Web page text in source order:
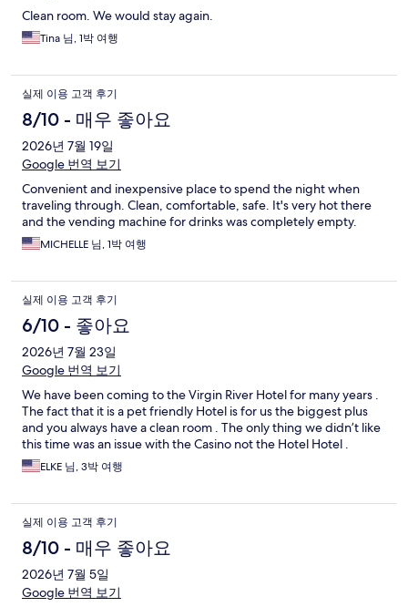
Clean room. We would stay again.
Tina 님, 1박 여행
실제 이용 고객 후기
8/10 - 매우 좋아요
2026년 7월 19일
Google 번역 보기
Convenient and inexpensive place to spend the night when
traveling through. Clean, comfortable, safe. It's very hot there
and the vending machine for drinks was completely empty.
MICHELLE 님, 1박 여행
실제 이용 고객 후기
6/10 - 좋아요
2026년 7월 23일
Google 번역 보기
We have been coming to the Virgin River Hotel for many years .
The fact that it is a pet friendly Hotel is for us the biggest plus
and you always have a clean room . The only thing we didn’t like
this time was an issue with the Casino not the Hotel Hotel .
ELKE 님, 3박 여행
실제 이용 고객 후기
8/10 - 매우 좋아요
2026년 7월 5일
Google 번역 보기